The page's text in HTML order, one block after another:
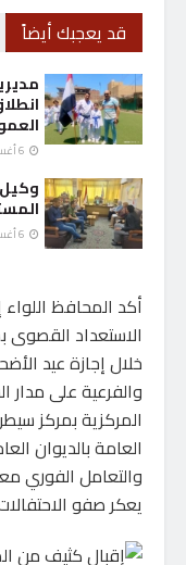
قد يعجبك أيضاً
أكد المحافظ اللواء
الاستعداد القصوى
خلال إجازة عيد
والفرعية على مدار
المركزية بمركز
العامة بالديوان
والتعامل الفوري
يعكر صفو